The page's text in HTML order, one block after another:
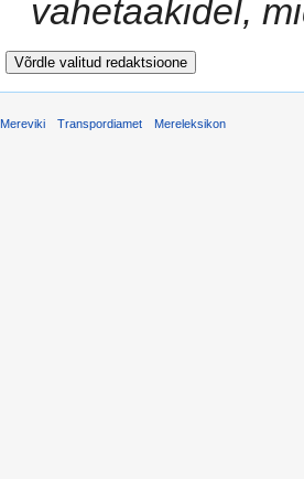
vahetaakidel,
Mereviki Transpordiamet Mereleksikon